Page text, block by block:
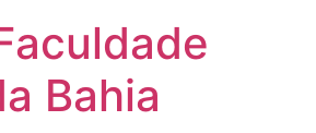
Bahia